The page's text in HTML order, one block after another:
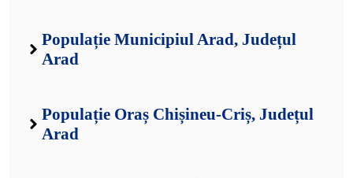
Populație Municipiul Arad, Județul
Arad
Populație Oraș Chișineu-Criș, Județul
Arad